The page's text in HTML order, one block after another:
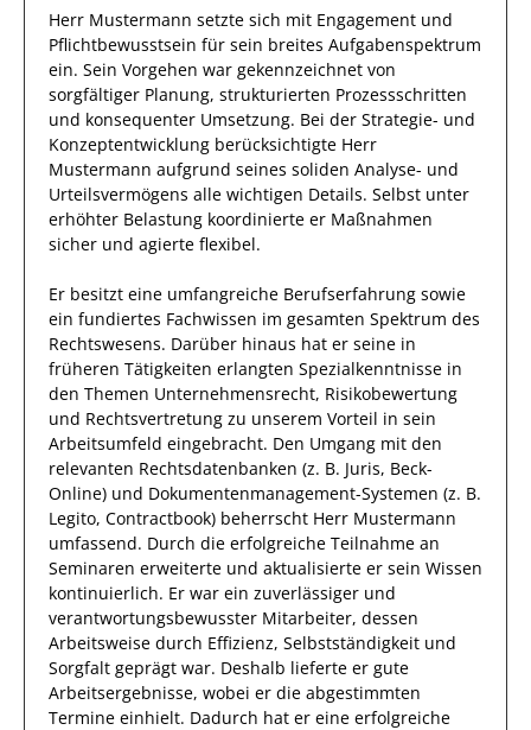
Herr Mustermann setzte sich mit Engagement und
Pflichtbewusstsein für sein breites Aufgabenspektrum
ein. Sein Vorgehen war gekennzeichnet von
sorgfältiger Planung, strukturierten Prozessschritten
und konsequenter Umsetzung. Bei der Strategie- und
Konzeptentwicklung berücksichtigte Herr
Mustermann aufgrund seines soliden Analyse- und
Urteilsvermögens alle wichtigen Details. Selbst unter
erhöhter Belastung koordinierte er Maßnahmen
sicher und agierte flexibel.
Er besitzt eine umfangreiche Berufserfahrung sowie
ein fundiertes Fachwissen im gesamten Spektrum des
Rechtswesens. Darüber hinaus hat er seine in
früheren Tätigkeiten erlangten Spezialkenntnisse in
den Themen Unternehmensrecht, Risikobewertung
und Rechtsvertretung zu unserem Vorteil in sein
Arbeitsumfeld eingebracht. Den Umgang mit den
relevanten Rechtsdatenbanken (z. B. Juris, Beck-
Online) und Dokumentenmanagement-Systemen (z. B.
Legito, Contractbook) beherrscht Herr Mustermann
umfassend. Durch die erfolgreiche Teilnahme an
Seminaren erweiterte und aktualisierte er sein Wissen
kontinuierlich. Er war ein zuverlässiger und
verantwortungsbewusster Mitarbeiter, dessen
Arbeitsweise durch Effizienz, Selbstständigkeit und
Sorgfalt geprägt war. Deshalb lieferte er gute
Arbeitsergebnisse, wobei er die abgestimmten
Termine einhielt. Dadurch hat er eine erfolgreiche